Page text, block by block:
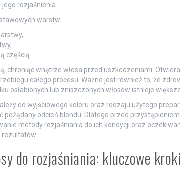
rozjaśnienia.
warstw:
częścią.
chroniąc wnętrze włosa przed uszkodzeniami.
całego procesu. Ważne jest również to, że
osłabionych lub zniszczonych włosów istnieje
od wyjściowego koloru oraz rodzaju użytego
pożądany odcień blondu. Dlatego przed
metody rozjaśniania do ich kondycji oraz
do rozjaśniania: kluczowe